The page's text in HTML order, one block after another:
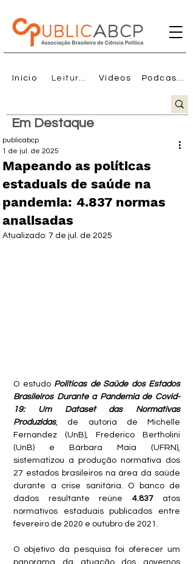
Início Vídeos
Em Destaque
Mapeando as políticas
estaduais de saúde na
pandemia: 4.837 normas
analisadas
publicabcp
1 de jul. de 2025
Atualizado: 7 de jul. de 2025
O estudo Políticas de Saúde dos Estados
Brasileiros Durante a Pandemia de Covid-
19: Um Dataset das Normativas
Produzidas, de autoria de Michelle
Fernandez (UnB), Frederico Bertholini
(UnB) e Bárbara Maia (UFRN),
sistematizou a produção normativa dos
27 estados brasileiros na área da saúde
durante a crise sanitária. O banco de
dados resultante reúne 4.837 atos
normativos estaduais publicados entre
fevereiro de 2020 e outubro de 2021.
O objetivo da pesquisa foi oferecer um
panorama da atuação dos governos